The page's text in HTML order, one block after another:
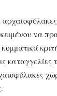
αρχαιοφύλακες
να
καταγγελίες